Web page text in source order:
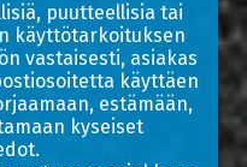
puutteellisia tai
käyttötarkoituksen
vastaisesti, asiakas
käyttäen
estämään,
kyseiset